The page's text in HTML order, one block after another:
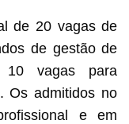
de 20 vagas de
de gestão de
10 vagas para
Os admitidos no
e em